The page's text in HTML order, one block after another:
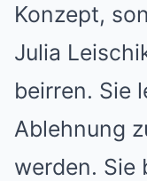
Konzept,
Julia
beirren. Sie
Ablehnung
werden. Sie